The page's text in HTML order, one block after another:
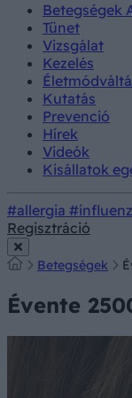
Betegségek
Tünet
Vizsgálat
Kezelés
Kutatás
Prevenció
Hírek
Videók
Kisállatok
#allergia
Regisztráció
Betegségek
Évente